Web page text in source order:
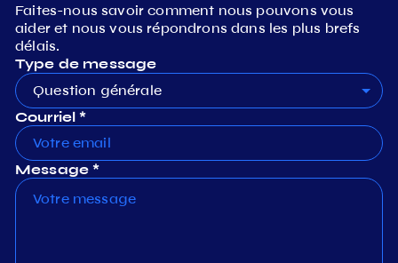
Faites-nous savoir comment nous pouvons vous
aider et nous vous répondrons dans les plus brefs
délais.
Type de message
Question générale
Courriel *
Message *